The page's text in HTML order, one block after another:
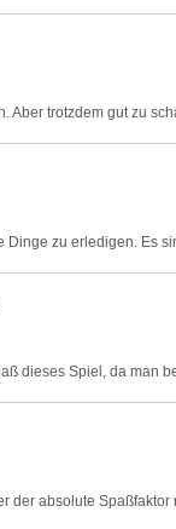
Aber trotzdem gut zu
zu erledigen. Es
dieses Spiel, da man
der absolute